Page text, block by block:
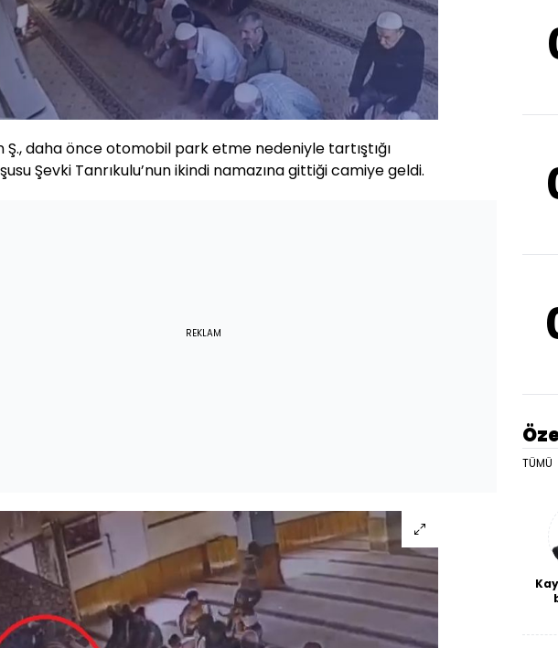
Ş., daha önce otomobil park etme nedeniyle tartıştığı
Şevki Tanrıkulu’nun ikindi namazına gittiği camiye geldi.
REKLAM
TÜMÜ